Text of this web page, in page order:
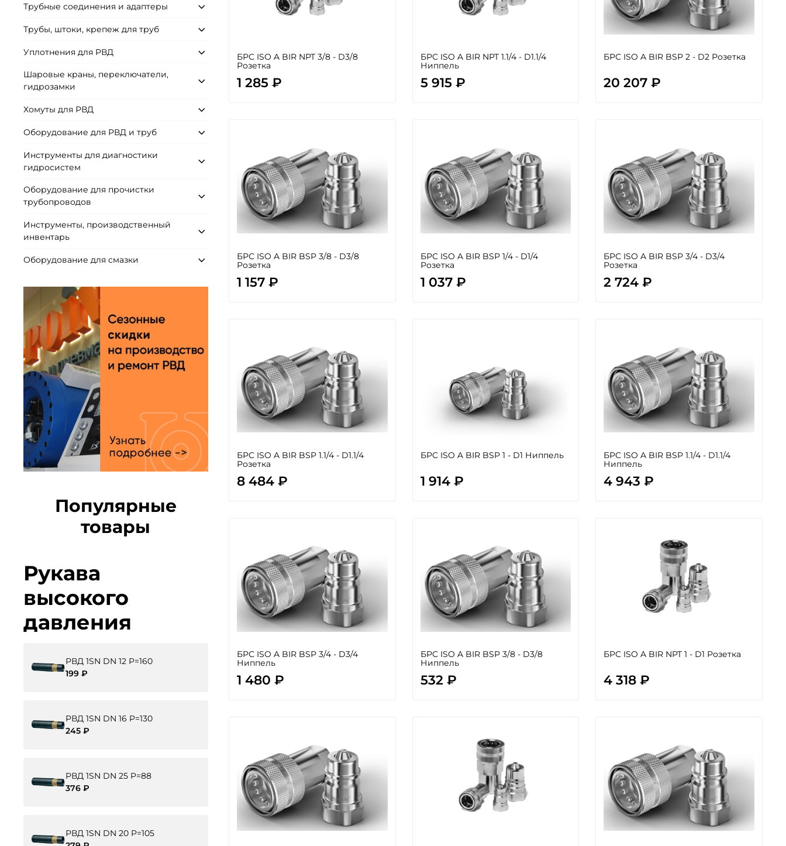
БРС ISO A BIR NPT 3/8 - D3/8
Розетка
1 285 ₽
БРС ISO A BIR NPT 1.1/4 - D1.1/4
Ниппель
5 915 ₽
БРС ISO A BIR BSP 2 - D2 Розетка
20 207 ₽
БРС ISO A BIR BSP 3/8 - D3/8
Розетка
1 157 ₽
БРС ISO A BIR BSP 1/4 - D1/4
Розетка
1 037 ₽
БРС ISO A BIR BSP 3/4 - D3/4
Розетка
2 724 ₽
БРС ISO A BIR BSP 1.1/4 - D1.1/4
Розетка
8 484 ₽
БРС ISO A BIR BSP 1 - D1 Ниппель
1 914 ₽
БРС ISO A BIR BSP 1.1/4 - D1.1/4
Ниппель
4 943 ₽
БРС ISO A BIR BSP 3/4 - D3/4
Ниппель
1 480 ₽
БРС ISO A BIR BSP 3/8 - D3/8
Ниппель
532 ₽
БРС ISO A BIR NPT 1 - D1 Розетка
4 318 ₽
Трубные соединения и адаптеры
Трубы, штоки, крепеж для труб
Уплотнения для РВД
Шаровые краны, переключатели,
гидрозамки
Хомуты для РВД
Оборудование для РВД и труб
Инструменты для диагностики
гидросистем
Оборудование для прочистки
трубопроводов
Инструменты, производственный
инвентарь
Оборудование для смазки
Популярные
товары
Рукава
высокого
давления
РВД 1SN DN 12 P=160
199 ₽
РВД 1SN DN 16 P=130
245 ₽
РВД 1SN DN 25 P=88
376 ₽
РВД 1SN DN 20 P=105